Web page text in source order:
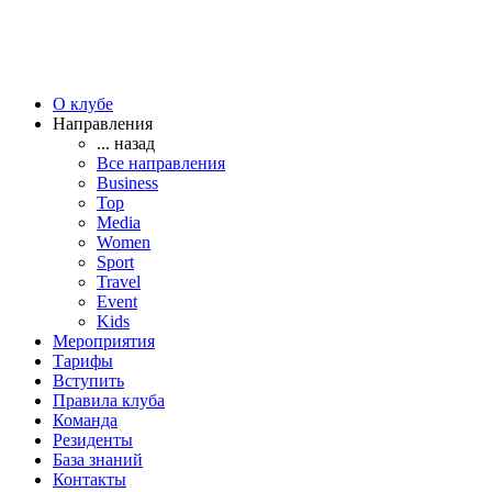
О клубе
Направления
... назад
Все направления
Business
Top
Media
Women
Sport
Travel
Event
Kids
Мероприятия
Тарифы
Вступить
Правила клуба
Команда
Резиденты
База знаний
Контакты